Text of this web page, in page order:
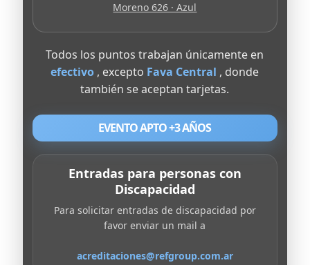
Moreno 626 · Azul
Todos los puntos trabajan únicamente en
efectivo , excepto Fava Central , donde
también se aceptan tarjetas.
EVENTO APTO +3 AÑOS
Entradas para personas con
Discapacidad
Para solicitar entradas de discapacidad por
favor enviar un mail a
acreditaciones@refgroup.com.ar